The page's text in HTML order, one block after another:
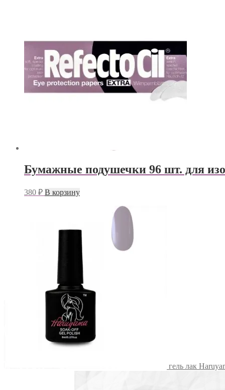
Бумажные подушечки 96 шт. для
380 ₽ В корзину
гель лак